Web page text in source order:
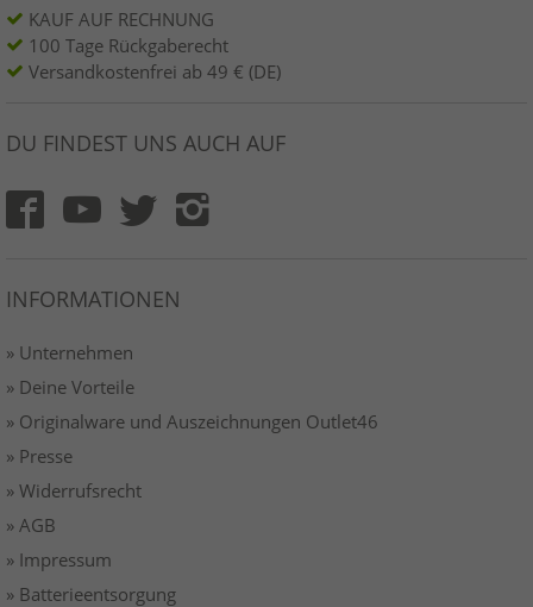
KAUF AUF RECHNUNG
100 Tage Rückgaberecht
Versandkostenfrei ab 49 € (DE)
DU FINDEST UNS AUCH AUF
INFORMATIONEN
» Unternehmen
» Deine Vorteile
» Originalware und Auszeichnungen Outlet46
» Presse
» Widerrufsrecht
» AGB
» Impressum
» Batterieentsorgung